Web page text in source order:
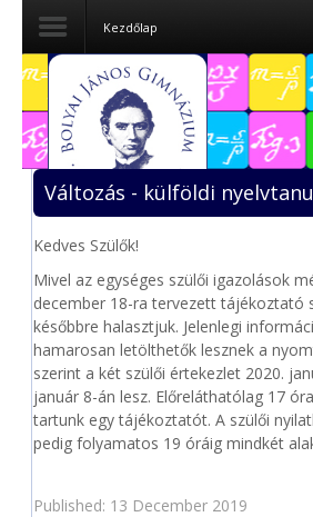
Dokumentumok
Felvételizőknek
Pályázatok
Tehetségpont
Közérdekű
adatok
Tanárjelölteknek
Kezdőlap
Változás - külföldi
Kedves Szülők!
Mivel az egységes szülői igazolások
december 18-ra tervezett tájékoztató
későbbre halasztjuk. Jelenlegi
hamarosan letölthetők lesznek a
szerint a két szülői értekezlet 2020.
január 8-án lesz. Előreláthatólag 17
tartunk egy tájékoztatót. A szülői
pedig folyamatos 19 óráig mindkét
Published: 13 December 2019